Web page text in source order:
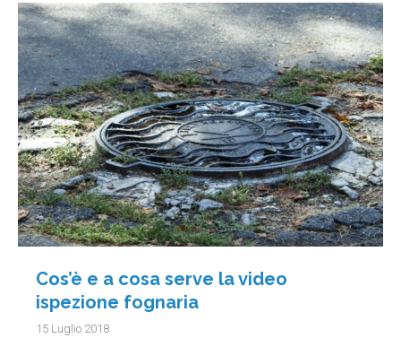
Cos’è e a cosa serve la video
ispezione fognaria
15 Luglio 2018